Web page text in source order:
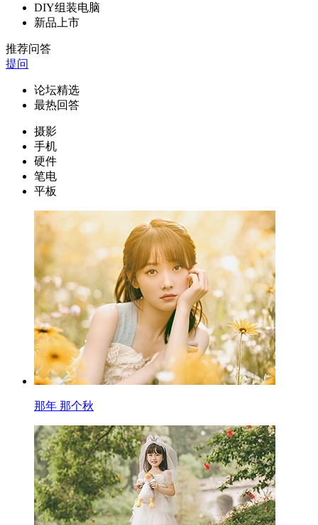
DIY组装电脑
新品上市
推荐问答
提问
论坛精选
最热回答
摄影
手机
硬件
笔电
平板
那年 那个秋